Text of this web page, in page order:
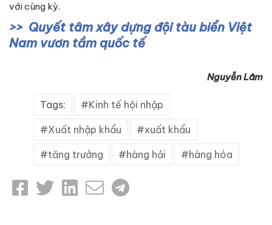
với cùng kỳ.
Quyết tâm xây dựng đội tàu biển Việt
Nam vươn tầm quốc tế
Nguyễn Lâm
Tags: Kinh tế hội nhập
Xuất nhập khẩu xuất khẩu
tăng trưởng hàng hải hàng hóa